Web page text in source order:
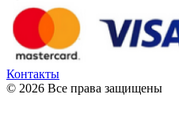
Контакты
© 2026 Все права защищены